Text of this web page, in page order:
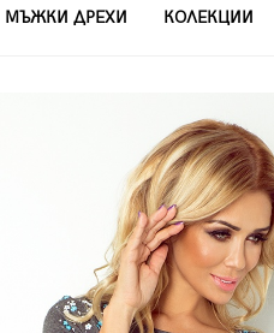
МЪЖКИ ДРЕХИ КОЛЕКЦИИ